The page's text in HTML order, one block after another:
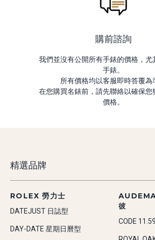
購前諮詢
我們並沒有公開所有手錶的價格，尤
手錶。
所有價格均以客服即時答覆為
在您購買名錶前，請先聯絡以確保您
價格。
精選品牌
ROLEX 勞力士
DATEJUST 日誌型
DAY-DATE 星期日曆型
彼
CODE 11.59